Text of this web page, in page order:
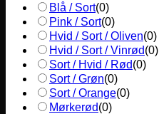
Blå / Sort(0)
Pink / Sort(0)
Hvid / Sort / Oliven(0)
Hvid / Sort / Vinrød(0)
Sort / Hvid / Rød(0)
Sort / Grøn(0)
Sort / Orange(0)
Mørkerød(0)